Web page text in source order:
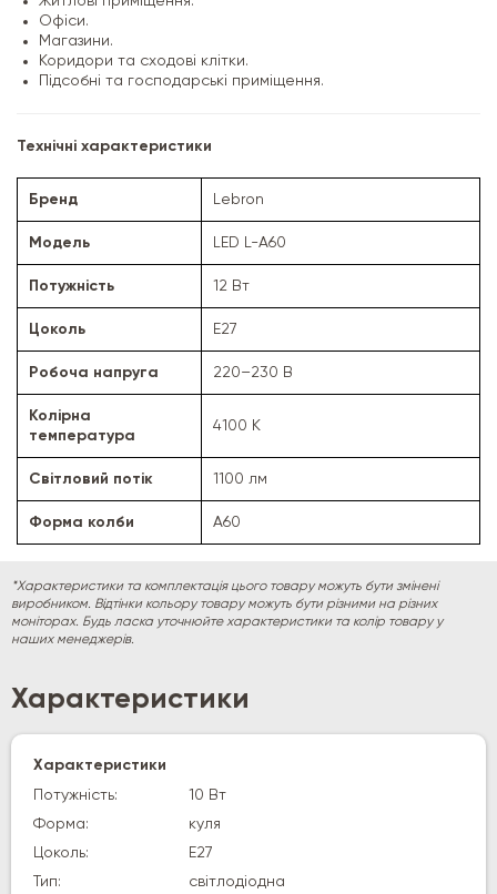
Офіси.
Магазини.
Коридори та сходові клітки.
Підсобні та господарські приміщення.
Технічні характеристики
Бренд Lebron
Модель LED L-A60
Потужність 12 Вт
Цоколь E27
Робоча напруга 220–230 В
Колірна
температура
4100 K
Світловий потік 1100 лм
Форма колби A60
*Характеристики та комплектація цього товару можуть бути змінені
виробником. Відтінки кольору товару можуть бути різними на різних
моніторах. Будь ласка уточнюйте характеристики та колір товару у
наших менеджерів.
Характеристики
Характеристики
Потужність:
10 Вт
Форма:
куля
Цоколь:
E27
Тип:
світлодіодна